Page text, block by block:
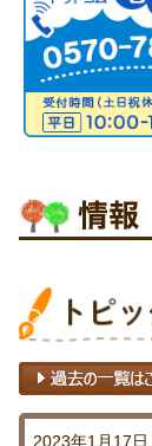
2023年1月17日